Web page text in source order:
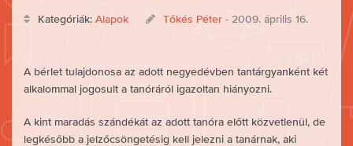
Kategóriák: Alapok Tőkés Péter - 2009. április 16.
A bérlet tulajdonosa az adott negyedévben tantárgyanként két
alkalommal jogosult a tanóráról igazoltan hiányozni.
A kint maradás szándékát az adott tanóra előtt közvetlenül, de
legkésőbb a jelzőcsöngetésig kell jelezni a tanárnak, aki